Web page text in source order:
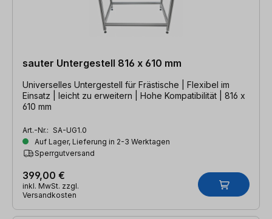
sauter Untergestell 816 x 610 mm
Universelles Untergestell für Frästische | Flexibel im
Einsatz | leicht zu erweitern | Hohe Kompatibilität | 816 x
610 mm
Art.-Nr.: SA-UG1.0
Auf Lager, Lieferung in 2-3 Werktagen
Sperrgutversand
399,00 €
inkl. MwSt. zzgl.
Versandkosten